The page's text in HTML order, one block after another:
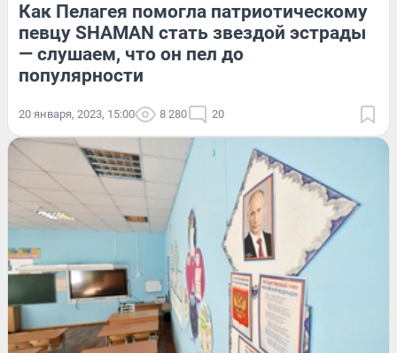
Как Пелагея помогла патриотическому
певцу SHAMAN стать звездой эстрады
— слушаем, что он пел до
популярности
20 января, 2023, 15:00 8 280 20